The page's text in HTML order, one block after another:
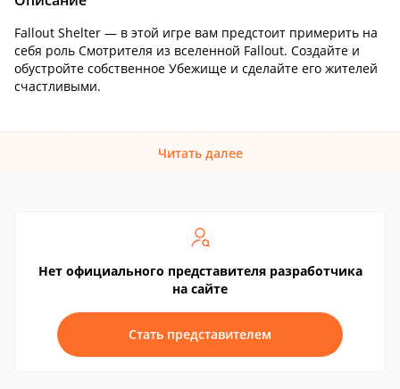
Fallout Shelter — в этой игре вам предстоит примерить на
себя роль Смотрителя из вселенной Fallout. Создайте и
обустройте собственное Убежище и сделайте его жителей
счастливыми.
Читать далее
Нет официального представителя разработчика
на сайте
Стать представителем